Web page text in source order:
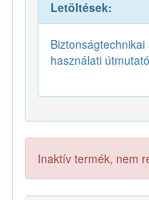
Letöltések:
használati
Inaktív termék, nem